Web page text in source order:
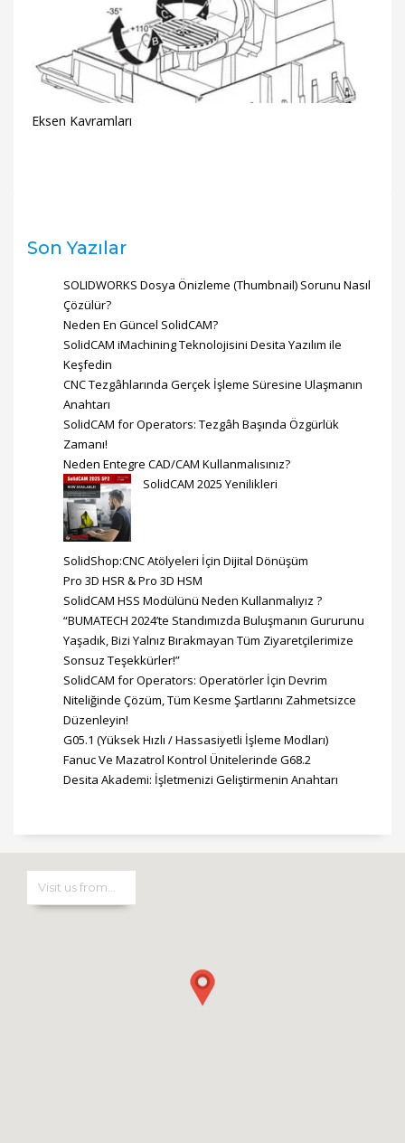
Eksen Kavramları
Son Yazılar
SOLIDWORKS Dosya Önizleme (Thumbnail) Sorunu Nasıl
Çözülür?
Neden En Güncel SolidCAM?
SolidCAM iMachining Teknolojisini Desita Yazılım ile
Keşfedin
CNC Tezgâhlarında Gerçek İşleme Süresine Ulaşmanın
Anahtarı
SolidCAM for Operators: Tezgâh Başında Özgürlük
Zamanı!
Neden Entegre CAD/CAM Kullanmalısınız?
SolidCAM 2025 Yenilikleri
SolidShop:CNC Atölyeleri İçin Dijital Dönüşüm
Pro 3D HSR & Pro 3D HSM
SolidCAM HSS Modülünü Neden Kullanmalıyız ?
“BUMATECH 2024’te Standımızda Buluşmanın Gururunu
Yaşadık, Bizi Yalnız Bırakmayan Tüm Ziyaretçilerimize
Sonsuz Teşekkürler!”
SolidCAM for Operators: Operatörler İçin Devrim
Niteliğinde Çözüm, Tüm Kesme Şartlarını Zahmetsizce
Düzenleyin!
G05.1 (Yüksek Hızlı / Hassasiyetli İşleme Modları)
Fanuc Ve Mazatrol Kontrol Ünitelerinde G68.2
Desita Akademi: İşletmenizi Geliştirmenin Anahtarı